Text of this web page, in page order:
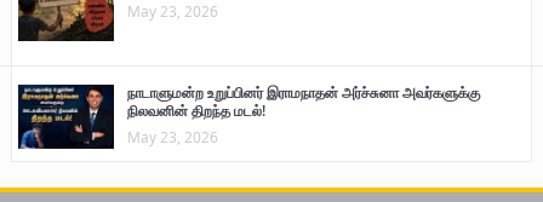
May 23, 2026
நாடாளுமன்ற உறுப்பினர் இராமநாதன் அர்ச்சுனா அவர்களுக்கு
நிலவனின் திறந்த மடல்!
May 23, 2026